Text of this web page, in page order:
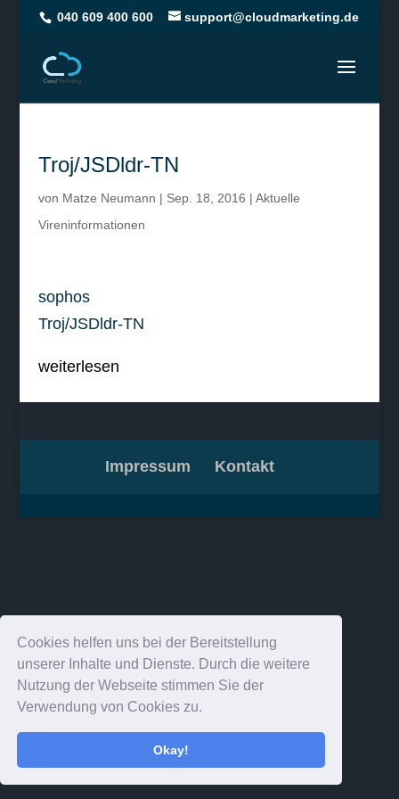
Cookies helfen uns bei der Bereitstellung
unserer Inhalte und Dienste. Durch die weitere
Nutzung der Webseite stimmen Sie der
Verwendung von Cookies zu.
Okay!
040 609 400 600 support@cloudmarketing.de
Troj/JSDldr-TN
von Matze Neumann | Sep. 18, 2016 | Aktuelle
Vireninformationen
sophos
Troj/JSDldr-TN
weiterlesen
Impressum Kontakt